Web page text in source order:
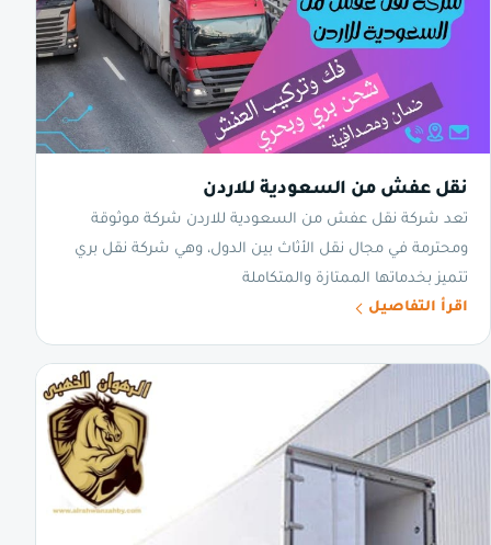
نقل عفش من السعودية للاردن
تعد شركة نقل عفش من السعودية للاردن شركة موثوقة
ومحترمة في مجال نقل الأثاث بين الدول، وهي شركة نقل بري
تتميز بخدماتها الممتازة والمتكاملة
اقرأ التفاصيل